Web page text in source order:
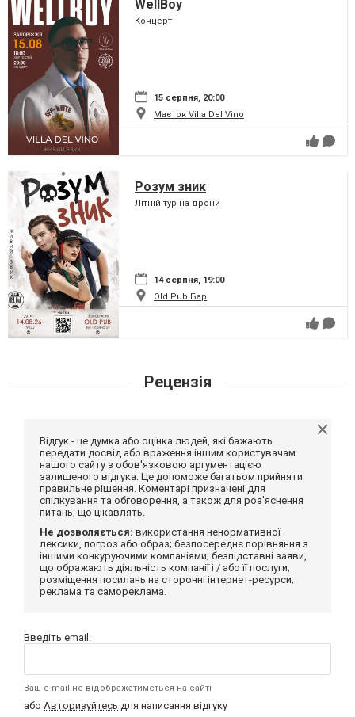
WellBoy
Концерт
15 серпня, 20:00
Маєток Villa Del Vino
Розум зник
Літній тур на дрони
14 серпня, 19:00
Old Pub Бар
Рецензія
Відгук - це думка або оцінка людей, які бажають
передати досвід або враження іншим користувачам
нашого сайту з обов'язковою аргументацією
залишеного відгука. Це допоможе багатьом прийняти
правильне рішення. Коментарі призначені для
спілкування та обговорення, а також для роз'яснення
питань, що цікавлять.
Не дозволяється: використання ненормативної
лексики, погроз або образ; безпосереднє порівняння з
іншими конкуруючими компаніями; безпідставні заяви,
що ображають діяльність компанії і / або її послуги;
розміщення посилань на сторонні інтернет-ресурси;
реклама та самореклама.
Введіть email:
Ваш e-mail не відображатиметься на сайті
або Авторизуйтесь для написання відгуку